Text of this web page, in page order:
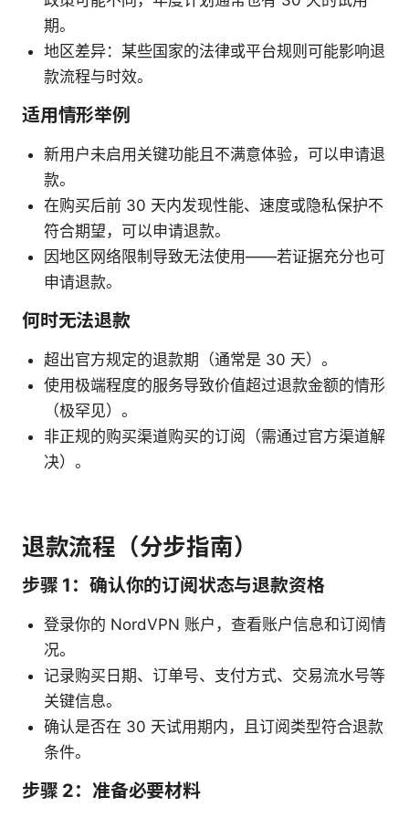
期。
地区差异：某些国家的法律或平台规则可能影响退
款流程与时效。
适用情形举例
新用户未启用关键功能且不满意体验，可以申请退
款。
在购买后前 30 天内发现性能、速度或隐私保护不
符合期望，可以申请退款。
因地区网络限制导致无法使用——若证据充分也可
申请退款。
何时无法退款
超出官方规定的退款期（通常是 30 天）。
使用极端程度的服务导致价值超过退款金额的情形
（极罕见）。
非正规的购买渠道购买的订阅（需通过官方渠道解
决）。
退款流程（分步指南）
步骤 1：确认你的订阅状态与退款资格
登录你的 NordVPN 账户，查看账户信息和订阅情
况。
记录购买日期、订单号、支付方式、交易流水号等
关键信息。
确认是否在 30 天试用期内，且订阅类型符合退款
条件。
步骤 2：准备必要材料